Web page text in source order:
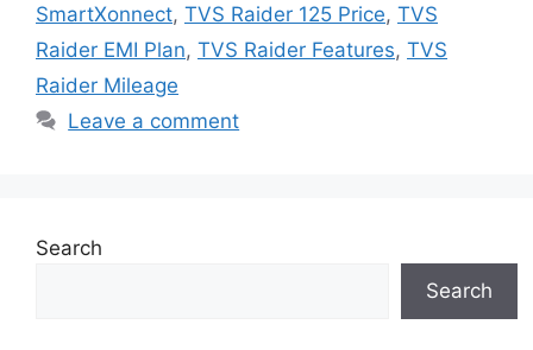
SmartXonnect, TVS Raider 125 Price, TVS
Raider EMI Plan, TVS Raider Features, TVS
Raider Mileage
Leave a comment
Search
Search